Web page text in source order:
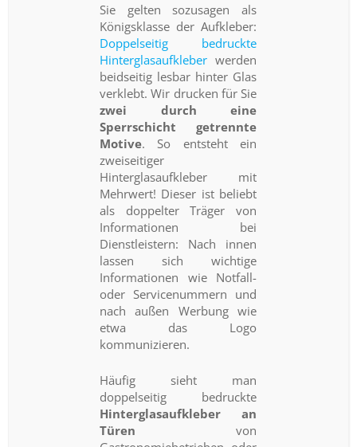
Sie gelten sozusagen als
Königsklasse der Aufkleber:
Doppelseitig bedruckte
Hinterglasaufkleber werden
beidseitig lesbar hinter Glas
verklebt. Wir drucken für Sie
zwei durch eine
Sperrschicht getrennte
Motive. So entsteht ein
zweiseitiger
Hinterglasaufkleber mit
Mehrwert! Dieser ist beliebt
als doppelter Träger von
Informationen bei
Dienstleistern: Nach innen
lassen sich wichtige
Informationen wie Notfall-
oder Servicenummern und
nach außen Werbung wie
etwa das Logo
kommunizieren.
Häufig sieht man
doppelseitig bedruckte
Hinterglasaufkleber an
Türen von